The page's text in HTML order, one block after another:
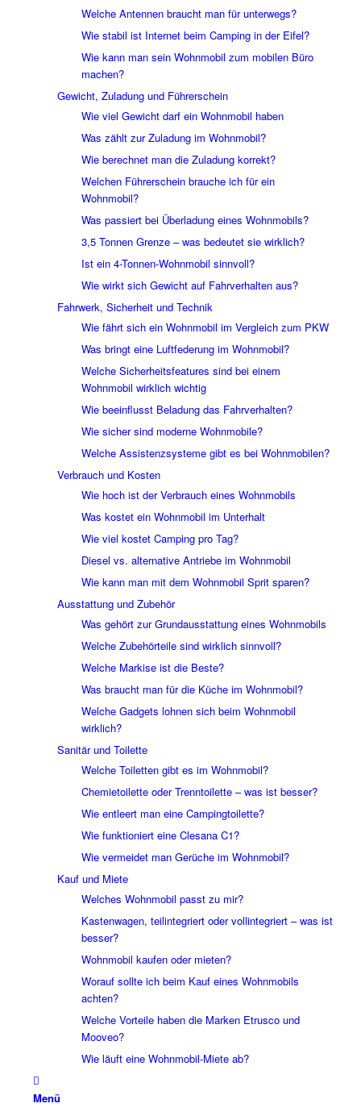
Welche Antennen braucht man für unterwegs?
Wie stabil ist Internet beim Camping in der Eifel?
Wie kann man sein Wohnmobil zum mobilen Büro
machen?
Gewicht, Zuladung und Führerschein
Wie viel Gewicht darf ein Wohnmobil haben
Was zählt zur Zuladung im Wohnmobil?
Wie berechnet man die Zuladung korrekt?
Welchen Führerschein brauche ich für ein
Wohnmobil?
Was passiert bei Überladung eines Wohnmobils?
3,5 Tonnen Grenze – was bedeutet sie wirklich?
Ist ein 4-Tonnen-Wohnmobil sinnvoll?
Wie wirkt sich Gewicht auf Fahrverhalten aus?
Fahrwerk, Sicherheit und Technik
Wie fährt sich ein Wohnmobil im Vergleich zum PKW
Was bringt eine Luftfederung im Wohnmobil?
Welche Sicherheitsfeatures sind bei einem
Wohnmobil wirklich wichtig
Wie beeinflusst Beladung das Fahrverhalten?
Wie sicher sind moderne Wohnmobile?
Welche Assistenzsysteme gibt es bei Wohnmobilen?
Verbrauch und Kosten
Wie hoch ist der Verbrauch eines Wohnmobils
Was kostet ein Wohnmobil im Unterhalt
Wie viel kostet Camping pro Tag?
Diesel vs. alternative Antriebe im Wohnmobil
Wie kann man mit dem Wohnmobil Sprit sparen?
Ausstattung und Zubehör
Was gehört zur Grundausstattung eines Wohnmobils
Welche Zubehörteile sind wirklich sinnvoll?
Welche Markise ist die Beste?
Was braucht man für die Küche im Wohnmobil?
Welche Gadgets lohnen sich beim Wohnmobil
wirklich?
Sanitär und Toilette
Welche Toiletten gibt es im Wohnmobil?
Chemietoilette oder Trenntoilette – was ist besser?
Wie entleert man eine Campingtoilette?
Wie funktioniert eine Clesana C1?
Wie vermeidet man Gerüche im Wohnmobil?
Kauf und Miete
Welches Wohnmobil passt zu mir?
Kastenwagen, teilintegriert oder vollintegriert – was ist
besser?
Wohnmobil kaufen oder mieten?
Worauf sollte ich beim Kauf eines Wohnmobils
achten?
Welche Vorteile haben die Marken Etrusco und
Mooveo?
Wie läuft eine Wohnmobil-Miete ab?
Menü